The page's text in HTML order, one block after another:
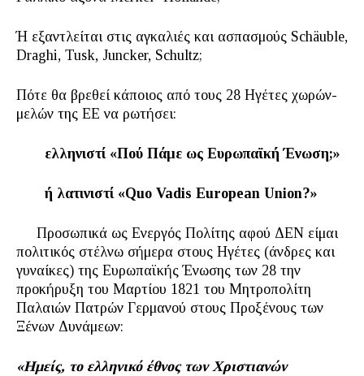
Ή εξαντλείται στις αγκαλιές και ασπασμούς Schäuble,
Draghi, Tusk, Juncker, Schultz;
Πότε θα βρεθεί κάποιος από τους 28 Ηγέτες χωρών-
μελών της ΕΕ να ρωτήσει:
ελληνιστί «Πού Πάμε ως Ευρωπαϊκή Ένωση;»
ή λατινιστί«Quo Vadis European Union?»
Προσωπικά ως Ενεργός Πολίτης αφού ΔΕΝ είμαι
πολιτικός στέλνω σήμερα στους Ηγέτες (άνδρες και
γυναίκες) της Ευρωπαϊκής Ένωσης των 28 την
προκήρυξη του Μαρτίου 1821 του Μητροπολίτη
Παλαιών Πατρών Γερμανού στους Προξένους των
Ξένων Δυνάμεων:
«Ημείς, το ελληνικό έθνος των Χριστιανών